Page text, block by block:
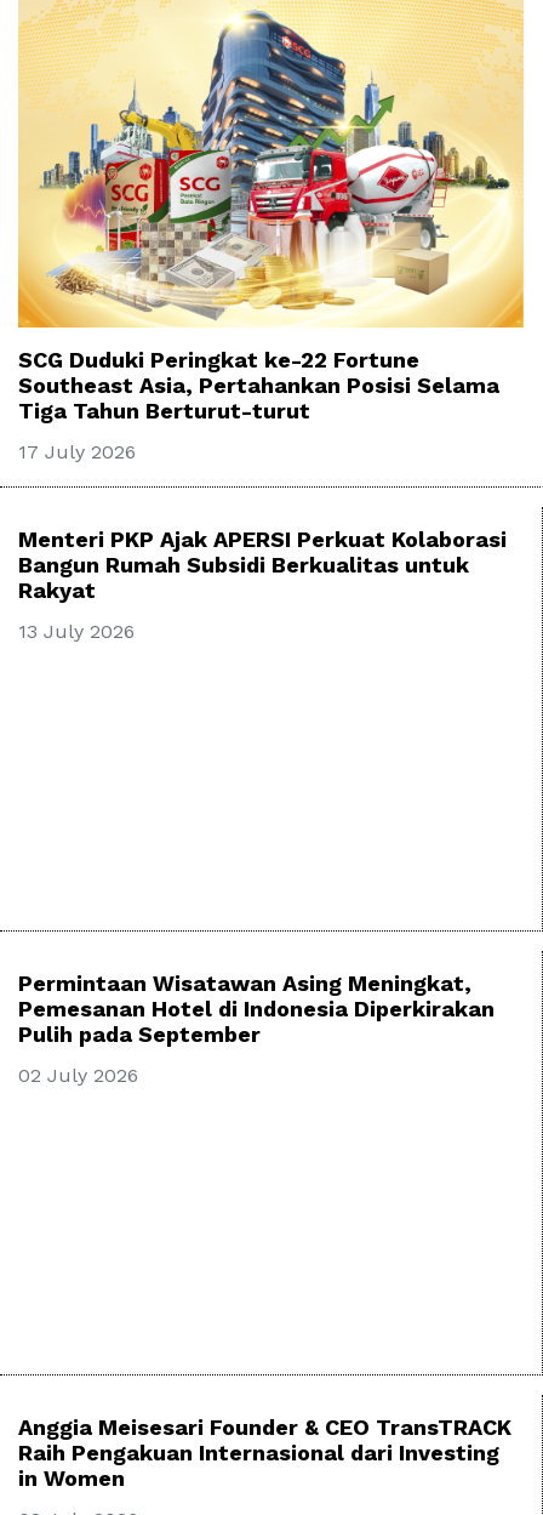
SCG Duduki Peringkat ke-22 Fortune
Southeast Asia, Pertahankan Posisi Selama
Tiga Tahun Berturut-turut
17 July 2026
Menteri PKP Ajak APERSI Perkuat Kolaborasi
Bangun Rumah Subsidi Berkualitas untuk
Rakyat
13 July 2026
Permintaan Wisatawan Asing Meningkat,
Pemesanan Hotel di Indonesia Diperkirakan
Pulih pada September
02 July 2026
Anggia Meisesari Founder & CEO TransTRACK
Raih Pengakuan Internasional dari Investing
in Women